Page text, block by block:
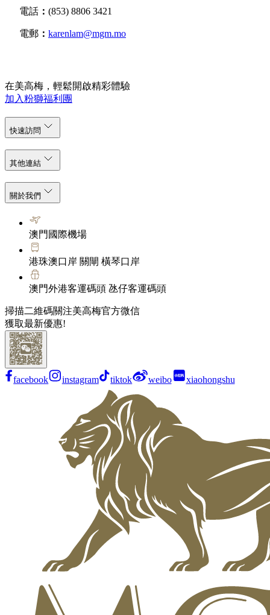
電話 ： (853) 8806 3421
電郵 ： karenlam@mgm.mo
在美高梅，輕鬆開啟精彩體驗
加入粉獅福利團
快速訪問
其他連結
關於我們
澳門國際機場
港珠澳口岸 關閘 橫琴口岸
澳門外港客運碼頭 氹仔客運碼頭
掃描二維碼關注美高梅官方微信
獲取最新優惠!
facebook instagram tiktok weibo xiaohongshu